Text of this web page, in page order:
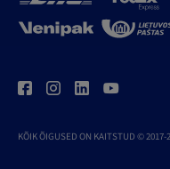
KÕIK ÕIGUSED ON KAITSTUD © 2017-